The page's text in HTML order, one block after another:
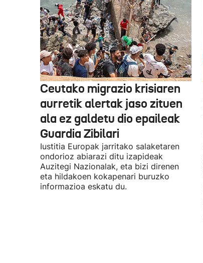
Ceutako migrazio krisiaren
aurretik alertak jaso zituen
ala ez galdetu dio epaileak
Guardia Zibilari
Iustitia Europak jarritako salaketaren
ondorioz abiarazi ditu izapideak
Auzitegi Nazionalak, eta bizi direnen
eta hildakoen kokapenari buruzko
informazioa eskatu du.